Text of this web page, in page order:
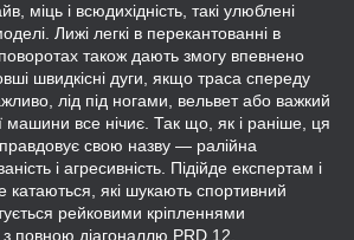
міць і всюдихідність, такі улюблені
Лижі легкі в перекантованні в
поворотах також дають змогу впевнено
швидкісні дуги, якщо траса спереду
лід під ногами, вельвет або важкий
машини все нічиє. Так що, як і раніше, ця
свою назву — ралійна
і агресивність. Підійде експертам і
які шукають спортивний
рейковими кріпленнями
з повною діагоналлю PRD 12.